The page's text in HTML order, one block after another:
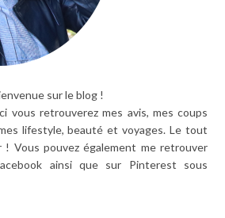
sur le blog !
vous retrouverez mes avis, mes coups
lifestyle, beauté et voyages. Le tout
! Vous pouvez également me retrouver
ainsi que sur Pinterest sous